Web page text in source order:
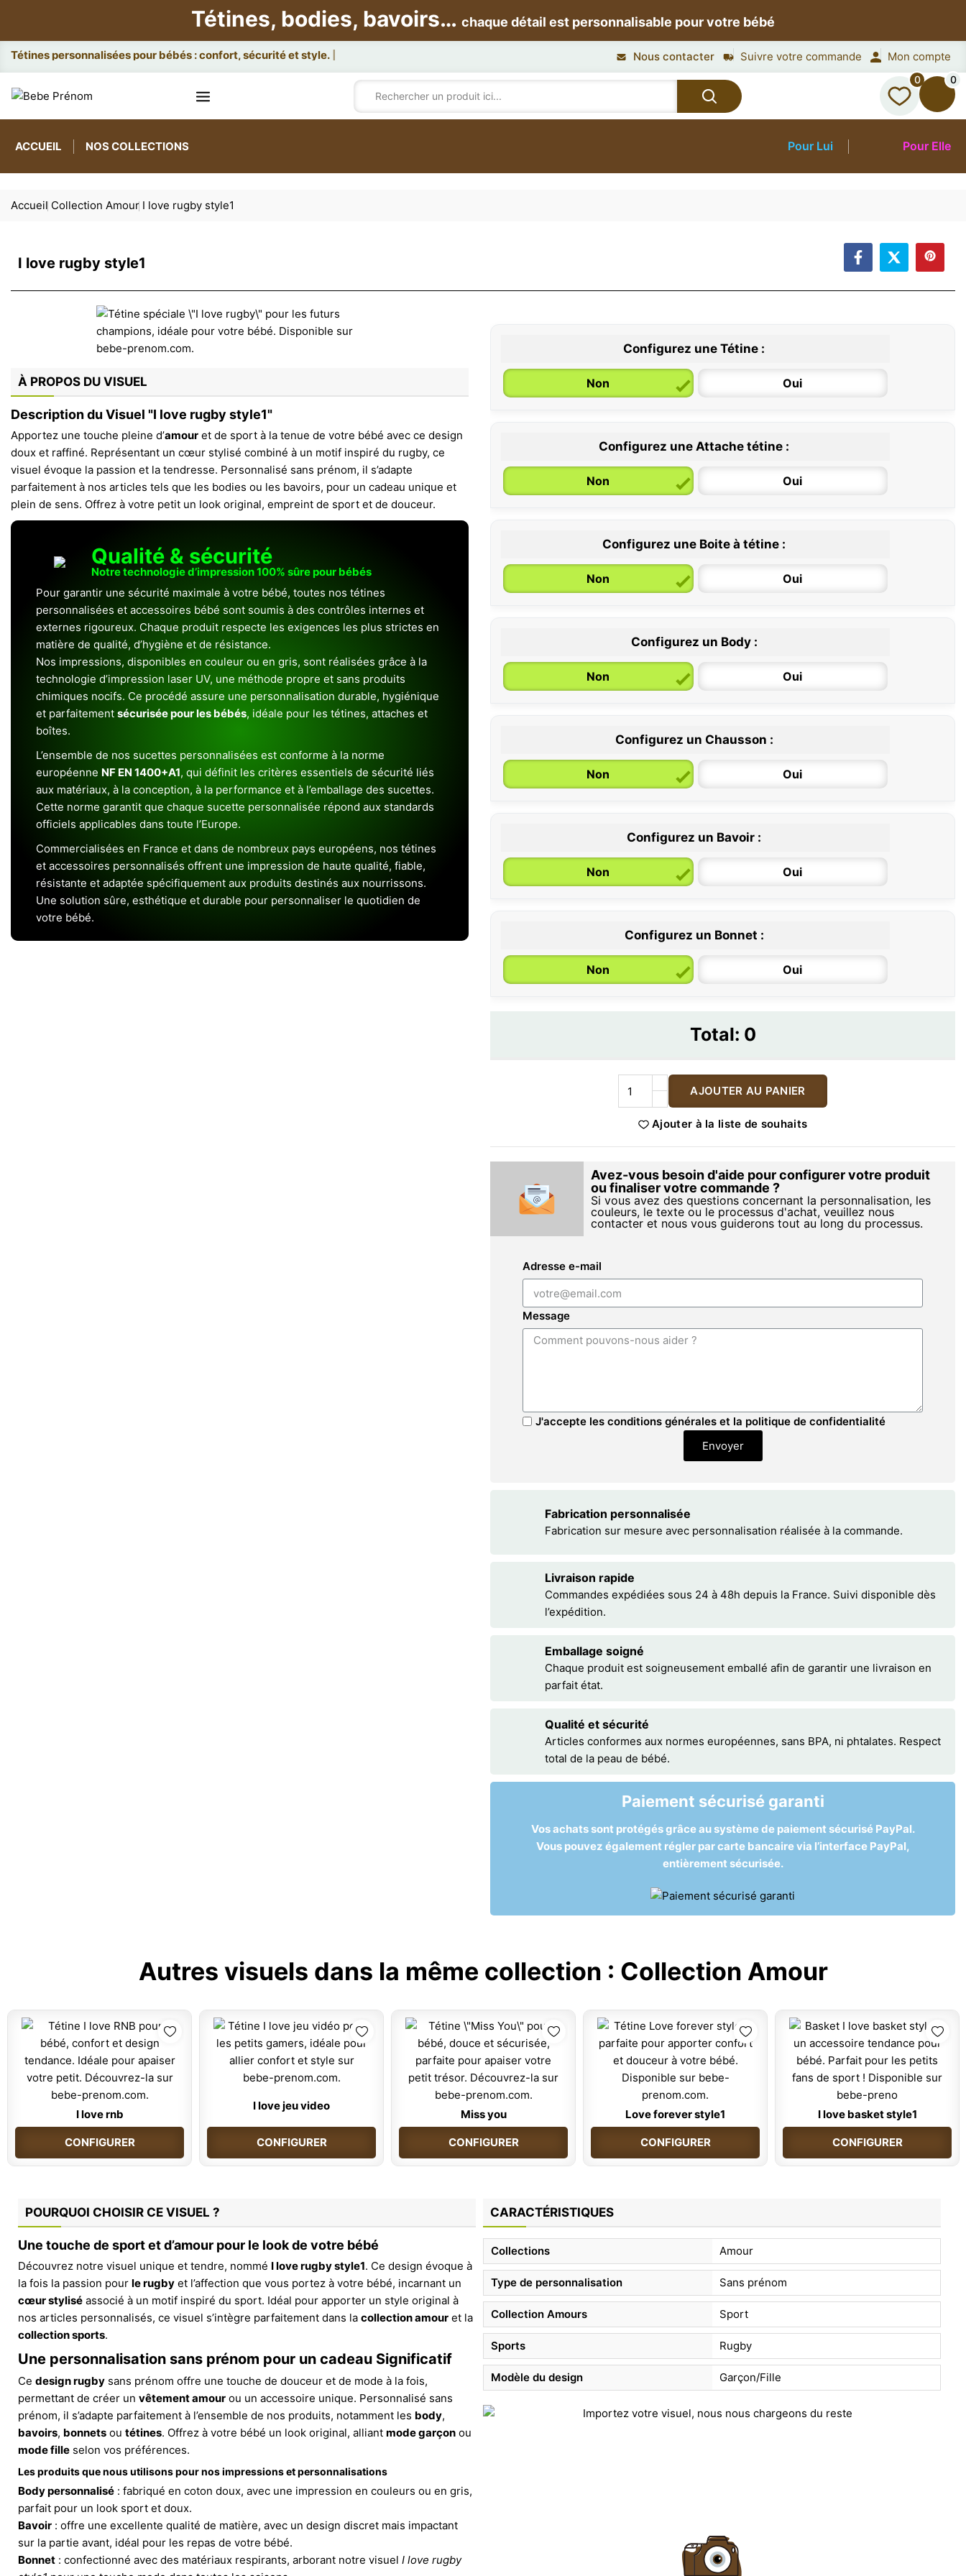
Tétines, bodies, bavoirs… chaque détail est personnalisable pour votre bébé
Attach Nous contacter Suivre votre commande Mon compte
0 0
ACCUEIL NOS COLLECTIONS Pour Lui Pour Elle
Accueil Collection Amour I love rugby style1
I love rugby style1
À PROPOS DU VISUEL
Description du Visuel "I love rugby style1"
Apportez une touche pleine d’amour et de sport à la tenue de votre bébé avec ce design
doux et raffiné. Représentant un cœur stylisé combiné à un motif inspiré du rugby, ce
visuel évoque la passion et la tendresse. Personnalisé sans prénom, il s’adapte
parfaitement à nos articles tels que les bodies ou les bavoirs, pour un cadeau unique et
plein de sens. Offrez à votre petit un look original, empreint de sport et de douceur.
Qualité & sécurité
Notre technologie d’impression 100% sûre pour bébés
Pour garantir une sécurité maximale à votre bébé, toutes nos tétines
personnalisées et accessoires bébé sont soumis à des contrôles internes et
externes rigoureux. Chaque produit respecte les exigences les plus strictes en
matière de qualité, d’hygiène et de résistance.
Nos impressions, disponibles en couleur ou en gris, sont réalisées grâce à la
technologie d’impression laser UV, une méthode propre et sans produits
chimiques nocifs. Ce procédé assure une personnalisation durable, hygiénique
et parfaitement sécurisée pour les bébés, idéale pour les tétines, attaches et
boîtes.
L’ensemble de nos sucettes personnalisées est conforme à la norme
européenne NF EN 1400+A1, qui définit les critères essentiels de sécurité liés
aux matériaux, à la conception, à la performance et à l’emballage des sucettes.
Cette norme garantit que chaque sucette personnalisée répond aux standards
officiels applicables dans toute l’Europe.
Commercialisées en France et dans de nombreux pays européens, nos tétines
et accessoires personnalisés offrent une impression de haute qualité, fiable,
résistante et adaptée spécifiquement aux produits destinés aux nourrissons.
Une solution sûre, esthétique et durable pour personnaliser le quotidien de
votre bébé.
Configurez une Tétine :
Non Oui
0 / 6 mois
Configurez une Attache tétine :
Non Oui
Configurez une Boite à tétine :
Non Oui
Configurez un Body :
Non Oui
6 / 12 mois
Configurez un Chausson :
Non Oui
Configurez un Bavoir :
Non Oui
Configurez un Bonnet :
Non Oui
Total: 0
AJOUTER AU PANIER
Ajouter à la liste de souhaits
Avez-vous besoin d'aide pour configurer votre produit
ou finaliser votre commande ?
Si vous avez des questions concernant la personnalisation, les
couleurs, le texte ou le processus d'achat, veuillez nous
contacter et nous vous guiderons tout au long du processus.
Adresse e-mail
Message
J'accepte les conditions générales et la politique de confidentialité
Envoyer
Fabrication personnalisée
Fabrication sur mesure avec personnalisation réalisée à la commande.
Livraison rapide
Commandes expédiées sous 24 à 48h depuis la France. Suivi disponible dès
l’expédition.
Emballage soigné
Chaque produit est soigneusement emballé afin de garantir une livraison en
parfait état.
Qualité et sécurité
Articles conformes aux normes européennes, sans BPA, ni phtalates. Respect
total de la peau de bébé.
Paiement sécurisé garanti
Vos achats sont protégés grâce au système de paiement sécurisé PayPal.
Vous pouvez également régler par carte bancaire via l’interface PayPal,
entièrement sécurisée.
Autres visuels dans la même collection : Collection Amour
I love rnb
CONFIGURER
I love jeu video
CONFIGURER
Miss you
CONFIGURER
Love forever style1
CONFIGURER
I love basket style1
CONFIGURER
POURQUOI CHOISIR CE VISUEL ?
Une touche de sport et d’amour pour le look de votre bébé
Découvrez notre visuel unique et tendre, nommé I love rugby style1. Ce design évoque à
la fois la passion pour le rugby et l’affection que vous portez à votre bébé, incarnant un
cœur stylisé associé à un motif inspiré du sport. Idéal pour apporter un style original à
nos articles personnalisés, ce visuel s’intègre parfaitement dans la collection amour et la
collection sports.
Une personnalisation sans prénom pour un cadeau Significatif
Ce design rugby sans prénom offre une touche de douceur et de mode à la fois,
permettant de créer un vêtement amour ou un accessoire unique. Personnalisé sans
prénom, il s’adapte parfaitement à l’ensemble de nos produits, notamment les body,
bavoirs, bonnets ou tétines. Offrez à votre bébé un look original, alliant mode garçon ou
mode fille selon vos préférences.
Les produits que nous utilisons pour nos impressions et personnalisations
Body personnalisé : fabriqué en coton doux, avec une impression en couleurs ou en gris,
parfait pour un look sport et doux.
Bavoir : offre une excellente qualité de matière, avec un design discret mais impactant
sur la partie avant, idéal pour les repas de votre bébé.
Bonnet : confectionné avec des matériaux respirants, arborant notre visuel I love rugby
CARACTÉRISTIQUES
Collections Amour
Type de personnalisation Sans prénom
Collection Amours Sport
Sports Rugby
Modèle du design Garçon/Fille